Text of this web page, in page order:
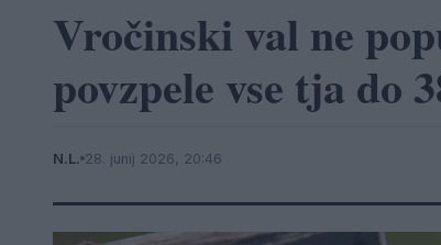
Vročinski val ne
povzpele vse tja do
N.L. 28. junij 2026, 20:46